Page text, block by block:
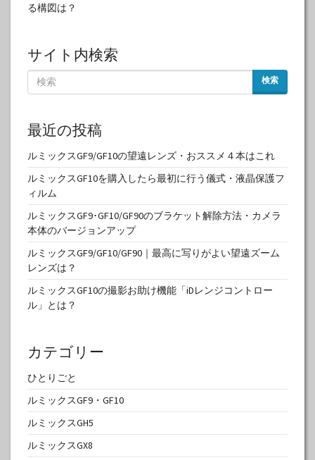
る構図は？
サイト内検索
検索
最近の投稿
ルミックスGF9/GF10の望遠レンズ・おススメ４本はこれ
ルミックスGF10を購入したら最初に行う儀式・液晶保護フ
ィルム
ルミックスGF9･GF10/GF90のブラケット解除方法・カメラ
本体のバージョンアップ
ルミックスGF9/GF10/GF90｜最高に写りがよい望遠ズーム
レンズは？
ルミックスGF10の撮影お助け機能「iDレンジコントロー
ル」とは？
カテゴリー
ひとりごと
ルミックスGF9・GF10
ルミックスGH5
ルミックスGX8